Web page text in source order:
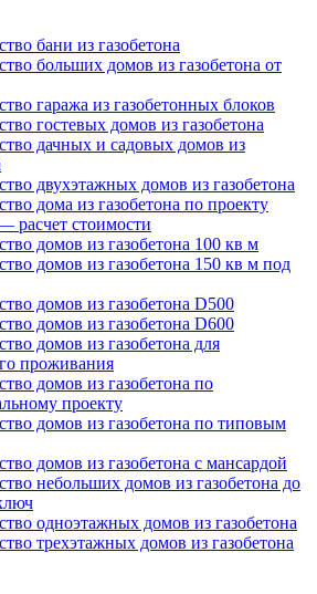
бани из газобетона
больших домов из газобетона от
гаража из газобетонных блоков
гостевых домов из газобетона
дачных и садовых домов из
двухэтажных домов из газобетона
дома из газобетона по проекту
расчет стоимости
домов из газобетона 100 кв м
домов из газобетона 150 кв м под
домов из газобетона D500
домов из газобетона D600
домов из газобетона для
проживания
домов из газобетона по
проекту
домов из газобетона по типовым
домов из газобетона с мансардой
небольших домов из газобетона до
одноэтажных домов из газобетона
трехэтажных домов из газобетона